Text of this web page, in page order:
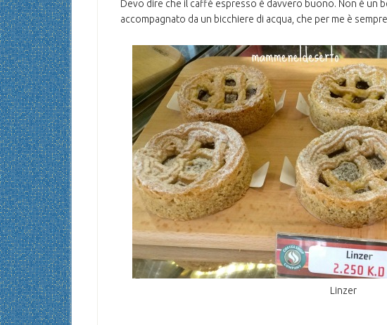
Devo dire che il caffè espresso è davvero buono. Non è un
accompagnato da un bicchiere di acqua, che per me è
Linzer